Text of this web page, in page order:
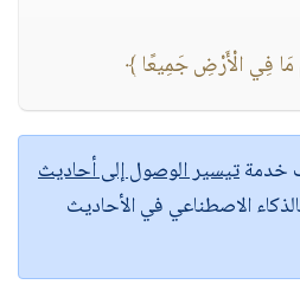
فِي الْأَرْضِ جَمِيعًا ﴾
خدمةتيسير الوصول إلى أحاديث
الاصطناعي في الأحاديث